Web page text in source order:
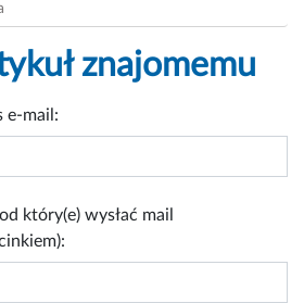
znajomemu
e-mail:
który(e) wysłać mail